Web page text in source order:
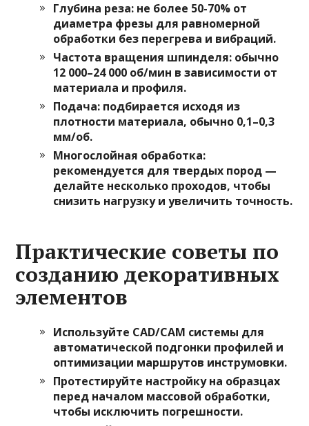
Глубина реза: не более 50-70% от
диаметра фрезы для равномерной
обработки без перегрева и вибраций.
Частота вращения шпинделя: обычно
12 000–24 000 об/мин в зависимости от
материала и профиля.
Подача: подбирается исходя из
плотности материала, обычно 0,1–0,3
мм/об.
Многослойная обработка:
рекомендуется для твердых пород —
делайте несколько проходов, чтобы
снизить нагрузку и увеличить точность.
Практические советы по
созданию декоративных
элементов
Используйте CAD/CAM системы для
автоматической подгонки профилей и
оптимизации маршрутов инструмовки.
Протестируйте настройку на образцах
перед началом массовой обработки,
чтобы исключить погрешности.